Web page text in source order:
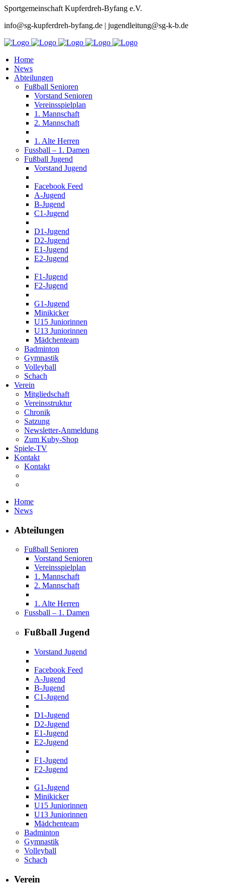
Sportgemeinschaft Kupferdreh-Byfang e.V.
info@sg-kupferdreh-byfang.de | jugendleitung@sg-k-b.de
Home
News
Abteilungen
Fußball Senioren
Vorstand Senioren
Vereinsspielplan
1. Mannschaft
2. Mannschaft
1. Alte Herren
Fussball – 1. Damen
Fußball Jugend
Vorstand Jugend
Facebook Feed
A-Jugend
B-Jugend
C1-Jugend
D1-Jugend
D2-Jugend
E1-Jugend
E2-Jugend
F1-Jugend
F2-Jugend
G1-Jugend
Minikicker
U15 Juniorinnen
U13 Juniorinnen
Mädchenteam
Badminton
Gymnastik
Volleyball
Schach
Verein
Mitgliedschaft
Vereinsstruktur
Chronik
Satzung
Newsletter-Anmeldung
Zum Kuby-Shop
Spiele-TV
Kontakt
Kontakt
Home
News
Abteilungen
Fußball Senioren
Vorstand Senioren
Vereinsspielplan
1. Mannschaft
2. Mannschaft
1. Alte Herren
Fussball – 1. Damen
Fußball Jugend
Vorstand Jugend
Facebook Feed
A-Jugend
B-Jugend
C1-Jugend
D1-Jugend
D2-Jugend
E1-Jugend
E2-Jugend
F1-Jugend
F2-Jugend
G1-Jugend
Minikicker
U15 Juniorinnen
U13 Juniorinnen
Mädchenteam
Badminton
Gymnastik
Volleyball
Schach
Verein